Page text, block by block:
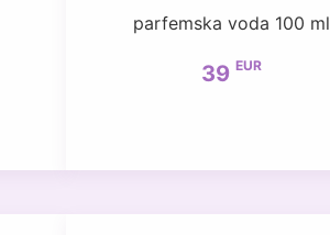
parfemska voda 100 ml
39 EUR